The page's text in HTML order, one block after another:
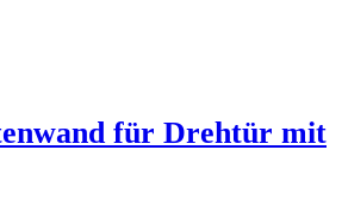
für Drehtür mit